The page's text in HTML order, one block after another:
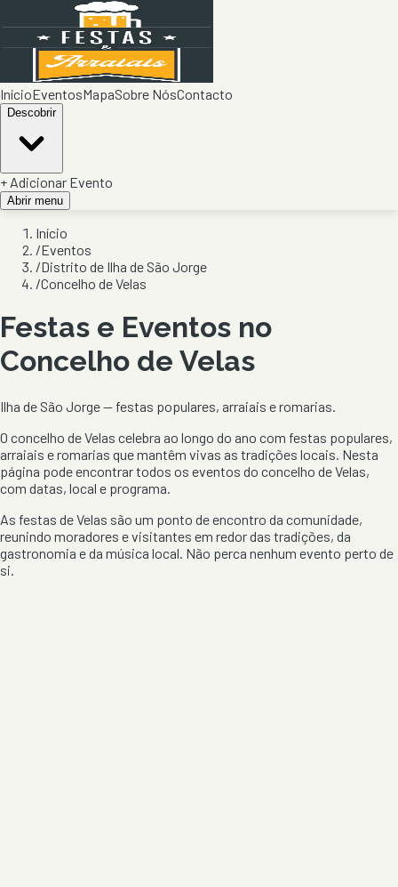
InícioEventosMapaSobre NósContacto
Descobrir
+ Adicionar Evento
Abrir menu
Início
/Eventos
/Distrito de Ilha de São Jorge
/Concelho de Velas
Festas e Eventos no
Concelho de Velas
Ilha de São Jorge— festas populares, arraiais e romarias.
O concelho deVelas celebra ao longo do ano com festas populares,
arraiais e romarias que mantêm vivas as tradições locais. Nesta
página pode encontrar todos os eventos do concelho deVelas,
com datas, local e programa.
As festas deVelas são um ponto de encontro da comunidade,
reunindo moradores e visitantes em redor das tradições, da
gastronomia e da música local. Não perca nenhum evento perto de
si.